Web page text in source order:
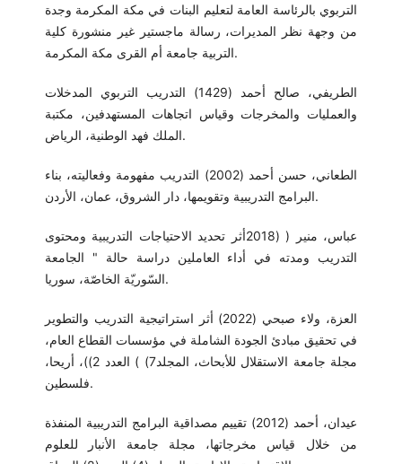
التربوي بالرئاسة العامة لتعليم البنات في مكة المكرمة وجدة
من وجهة نظر المديرات، رسالة ماجستير غير منشورة كلية
التربية جامعة أم القرى مكة المكرمة.
الطريفي، صالح أحمد (1429) التدريب التربوي المدخلات
والعمليات والمخرجات وقياس اتجاهات المستهدفين، مكتبة
الملك فهد الوطنية، الرياض.
الطعاني، حسن أحمد (2002) التدريب مفهومة وفعاليته، بناء
البرامج التدريبية وتقويمها، دار الشروق، عمان، الأردن.
عباس، منير ( (2018أثر تحديد الاحتياجات التدريبية ومحتوى
التدريب ومدته في أداء العاملين دراسة حالة " الجامعة
السّوريّة الخاصّة، سوريا.
العزة، ولاء صبحي (2022) أثر استراتيجية التدريب والتطوير
في تحقيق مبادئ الجودة الشاملة في مؤسسات القطاع العام،
مجلة جامعة الاستقلال للأبحاث، المجلد7) ) العدد 2))، أريحا،
فلسطين.
عيدان، أحمد (2012) تقييم مصداقية البرامج التدريبية المنفذة
من خلال قياس مخرجاتها، مجلة جامعة الأنبار للعلوم